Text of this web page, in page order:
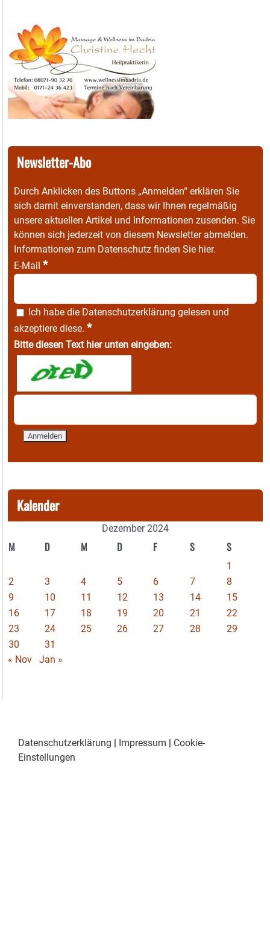
Newsletter-Abo
Durch Anklicken des Buttons „Anmelden“ erklären Sie
sich damit einverstanden, dass wir Ihnen regelmäßig
unsere aktuellen Artikel und Informationen zusenden. Sie
können sich jederzeit von diesem Newsletter abmelden.
Informationen zum Datenschutz finden Sie hier.
E-Mail *
Ich habe die Datenschutzerklärung gelesen und
akzeptiere diese. *
Bitte diesen Text hier unten eingeben:
Kalender
Dezember 2024
M D M D F S S
1
2
3 4 5 6 7
8
9
10 11 12 13 14
15
16
17 18 19 20 21
22
23
24 25 26 27 28
29
30
31
« Nov
Jan »
Datenschutzerklärung | Impressum | Cookie-
Einstellungen